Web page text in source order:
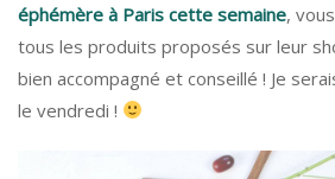
éphémère à Paris cette semaine,
tous les produits proposés sur leur
bien accompagné et conseillé ! Je
le vendredi !